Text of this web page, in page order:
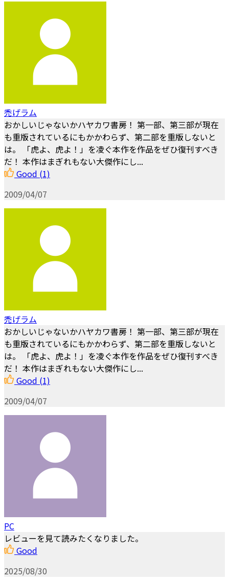
禿げラム
おかしいじゃないかハヤカワ書房！ 第一部、第三部が現在
も重版されているにもかかわらず、第二部を重版しないと
は。 「虎よ、虎よ！」を凌ぐ本作を作品をぜひ復刊すべき
だ！ 本作はまぎれもない大傑作にし...
Good (1)
2009/04/07
禿げラム
おかしいじゃないかハヤカワ書房！ 第一部、第三部が現在
も重版されているにもかかわらず、第二部を重版しないと
は。 「虎よ、虎よ！」を凌ぐ本作を作品をぜひ復刊すべき
だ！ 本作はまぎれもない大傑作にし...
Good (1)
2009/04/07
PC
レビューを見て読みたくなりました。
Good
2025/08/30